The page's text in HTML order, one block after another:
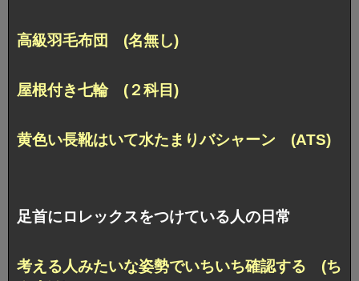
高級羽毛布団 (名無し)
屋根付き七輪 (２科目)
黄色い長靴はいて水たまりバシャーン (ATS)
足首にロレックスをつけている人の日常
考える人みたいな姿勢でいちいち確認する (ち